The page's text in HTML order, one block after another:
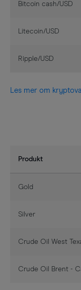
Bitcoin cash/USD
Litecoin/USD
Ripple/USD
Les mer om
Produkt
Gold
Silver
Crude Oil West
Crude Oil Brent -